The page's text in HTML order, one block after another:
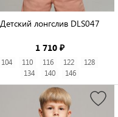
Детский лонгслив DLS047
1 710 ₽
104 110 116 122
128
134
140 146